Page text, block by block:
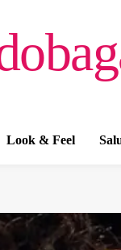
Look & Feel